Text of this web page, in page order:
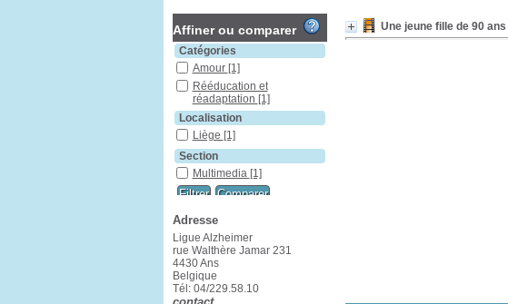
Une jeune fille de 90 ans
Affiner ou comparer
Catégories
Amour [1]
Rééducation et
réadaptation [1]
Localisation
Liège [1]
Section
Multimedia [1]
Adresse
Ligue Alzheimer
rue Walthère Jamar 231
4430 Ans
Belgique
Tél: 04/229.58.10